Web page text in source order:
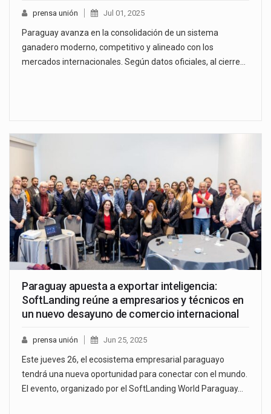
prensa unión Jul 01, 2025
Paraguay avanza en la consolidación de un sistema
ganadero moderno, competitivo y alineado con los
mercados internacionales. Según datos oficiales, al cierre…
Paraguay apuesta a exportar inteligencia:
SoftLanding reúne a empresarios y técnicos en
un nuevo desayuno de comercio internacional
prensa unión Jun 25, 2025
Este jueves 26, el ecosistema empresarial paraguayo
tendrá una nueva oportunidad para conectar con el mundo.
El evento, organizado por el SoftLanding World Paraguay…